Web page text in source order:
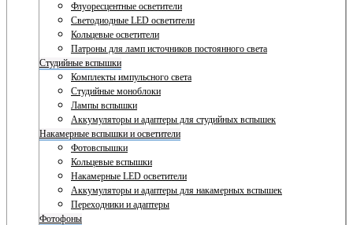
Флуоресцентные осветители
Светодиодные LED осветители
Кольцевые осветители
Патроны для ламп источников постоянного света
Студийные вспышки
Комплекты импульсного света
Студийные моноблоки
Лампы вспышки
Аккумуляторы и адаптеры для студийных вспышек
Накамерные вспышки и осветители
Фотовспышки
Кольцевые вспышки
Накамерные LED осветители
Аккумуляторы и адаптеры для накамерных вспышек
Переходники и адаптеры
Фотофоны